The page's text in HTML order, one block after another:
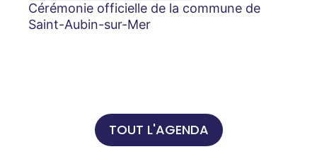
Cérémonie officielle de la commune de
Saint-Aubin-sur-Mer
TOUT L'AGENDA